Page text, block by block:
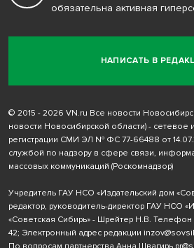
НАПИСАТЬ В
обязательна активная
© 2015 - 2026 VN.ru Все новости
новости Новосибирской области) - сетевое
регистрации СМИ ЭЛ № ФС 77-66488 от
службой по надзору в сфере связи,
массовых коммуникаций (Роскомнадзор)
Учредитель ГАУ НСО «Издательский дом
редактор, руководитель-директор ГАУ НСО
«Советская Сибирь» - Шрейтер Н.В. Телефон
42; Электронный адрес редакции